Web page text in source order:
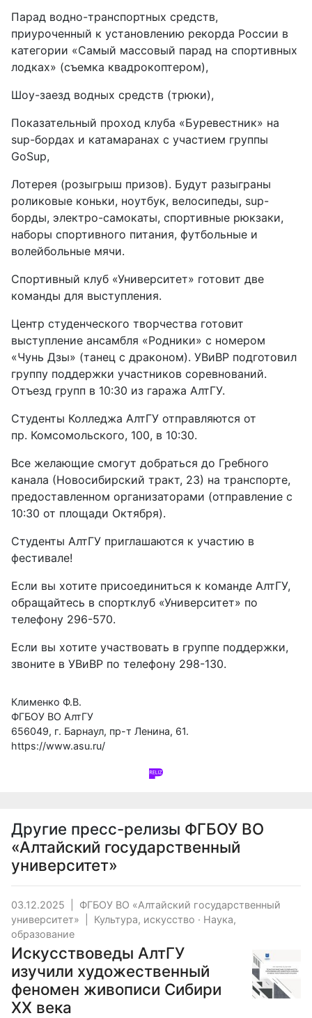
Парад водно-транспортных средств,
приуроченный к установлению рекорда России в
категории «Самый массовый парад на спортивных
лодках» (съемка квадрокоптером),
Шоу-заезд водных средств (трюки),
Показательный проход клуба «Буревестник» на
sup-бордах и катамаранах с участием группы
GoSup,
Лотерея (розыгрыш призов). Будут разыграны
роликовые коньки, ноутбук, велосипеды, sup-
борды, электро-самокаты, спортивные рюкзаки,
наборы спортивного питания, футбольные и
волейбольные мячи.
Спортивный клуб «Университет» готовит две
команды для выступления.
Центр студенческого творчества готовит
выступление ансамбля «Родники» с номером
«Чунь Дзы» (танец с драконом). УВиВР подготовил
группу поддержки участников соревнований.
Отъезд групп в 10:30 из гаража АлтГУ.
Студенты Колледжа АлтГУ отправляются от
пр. Комсомольского, 100, в 10:30.
Все желающие смогут добраться до Гребного
канала (Новосибирский тракт, 23) на транспорте,
предоставленном организаторами (отправление с
10:30 от площади Октября).
Студенты АлтГУ приглашаются к участию в
фестивале!
Если вы хотите присоединиться к команде АлтГУ,
обращайтесь в спортклуб «Университет» по
телефону 296-570.
Если вы хотите участвовать в группе поддержки,
звоните в УВиВР по телефону 298-130.
Клименко Ф.В.
ФГБОУ ВО АлтГУ
656049, г. Барнаул, пр-т Ленина, 61.
https://www.asu.ru/
Другие пресс-релизы ФГБОУ ВО
«Алтайский государственный
университет»
03.12.2025
ФГБОУ ВО «Алтайский государственный
университет»
Культура, искусство · Наука,
образование
Искусствоведы АлтГУ
изучили художественный
феномен живописи Сибири
XX века